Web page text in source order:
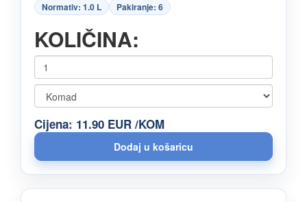
Normativ: 1.0 L
Pakiranje: 6
KOLIČINA:
Cijena: 11.90 EUR /KOM